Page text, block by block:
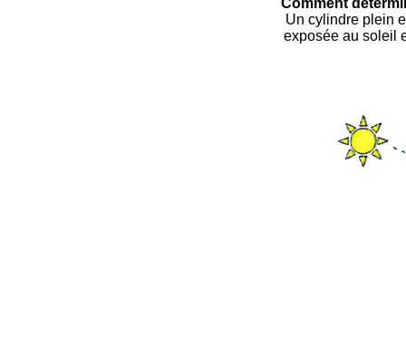
Comment
Un cylindre plein
exposée au soleil